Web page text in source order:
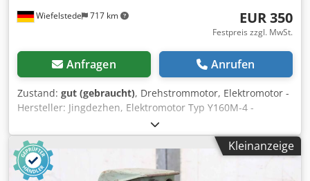
Wiefelstede 717 km EUR 350
Festpreis zzgl. MwSt.
Anfragen Anrufen
Zustand: gut (gebraucht), Drehstrommotor, Elektromotor -
Hersteller: Jingdezhen, Elektromotor Typ Y160M-4 -
Leistung: 11 kW -Drehzahl: 1460 U/min -Spannung: 400 V -
Welle: Ø 42 x 110 mm -Bauform: B3 -Schutzart: IP44
Dwjdsipwb Ispfx Abnsa -Abmessungen: 600/390/H315 mm
-Gewicht: 107 kg
Kleinanzeige